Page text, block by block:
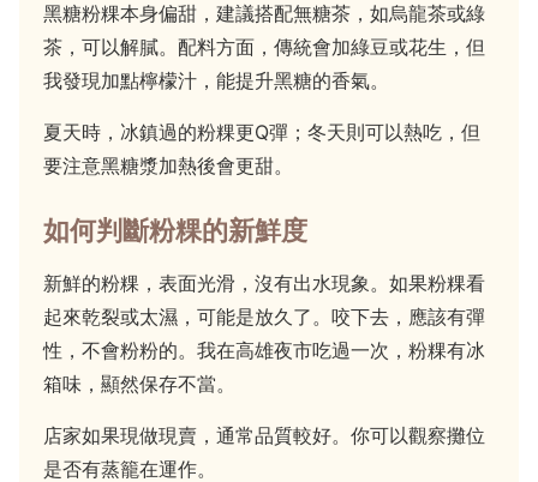
黑糖粉粿本身偏甜，建議搭配無糖茶，如烏龍茶或綠
茶，可以解膩。配料方面，傳統會加綠豆或花生，但
我發現加點檸檬汁，能提升黑糖的香氣。
夏天時，冰鎮過的粉粿更Q彈；冬天則可以熱吃，但
要注意黑糖漿加熱後會更甜。
如何判斷粉粿的新鮮度
新鮮的粉粿，表面光滑，沒有出水現象。如果粉粿看
起來乾裂或太濕，可能是放久了。咬下去，應該有彈
性，不會粉粉的。我在高雄夜市吃過一次，粉粿有冰
箱味，顯然保存不當。
店家如果現做現賣，通常品質較好。你可以觀察攤位
是否有蒸籠在運作。